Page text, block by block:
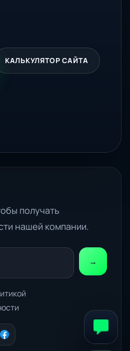
КАЛЬКУЛЯТОР САЙТА
получать
нашей компании.
→
Facebook